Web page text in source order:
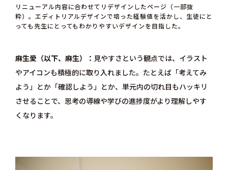
リニューアル内容に合わせてリデザインしたページ（一部抜
粋）。エディトリアルデザインで培った経験値を活かし、生徒にと
っても先生にとってもわかりやすいデザインを目指した。
麻生愛（以下、麻生）
見やすさという観点では、イラスト
やアイコンも積極的に取り入れました。たとえば「考えてみ
よう」とか「確認しよう」とか、単元内の切れ目もハッキリ
させることで、思考の導線や学びの進捗度がより理解しやす
くなります。